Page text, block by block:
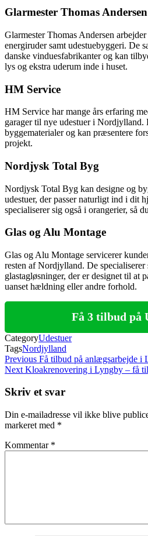
Glarmester Thomas Andersen
Glarmester Thomas Andersen
energiruder samt udestuebyggeri. De
danske vinduesfabrikanter og kan
lys og ekstra uderum inde i huset.
HM Service
HM Service har mange års erfaring
garager til nye udestuer i
byggematerialer og kan præsentere
projekt.
Nordjysk Total Byg
Nordjysk Total Byg kan designe og
udestuer, der passer naturligt ind i dit
specialiserer sig også i orangerier, så
Glas og Alu Montage
Glas og Alu Montage servicerer
resten af Nordjylland. De specialiserer
glastagløsninger, der er designet til at
uanset hældning eller andre forhold.
Få 3 tilbud på
CategoryUdestuer
TagsNordjylland
Indlægsnavigation
Previous
Post
Previous Få tilbud på anlægsarbejde i
Next
Next Kloakrenovering i Lyngby – få
Skriv et svar
Din e-mailadresse vil ikke blive
markeret med *
Kommentar *